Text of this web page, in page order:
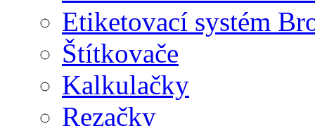
Etiketovací systém
Štítkovače
Kalkulačky
Rezačky